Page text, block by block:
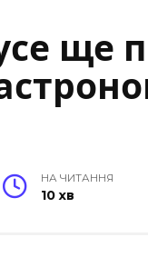
ще
НА ЧИТАННЯ
10 хв